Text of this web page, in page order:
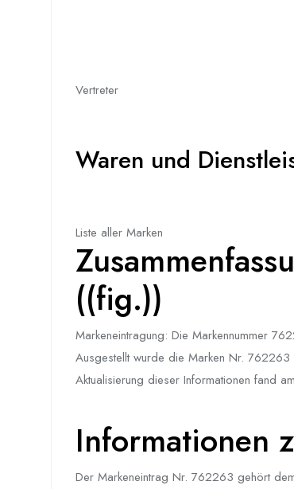
Vertreter
Waren und
Liste aller Marken
((fig.))
Markeneintragung: Die Markennummer
Ausgestellt wurde die Marken Nr. 762263
Aktualisierung dieser Informationen fand
Informationen
Der Markeneintrag Nr. 762263 gehört